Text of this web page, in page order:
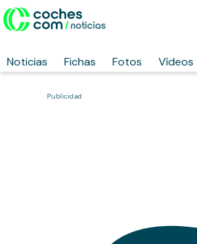
Noticias Fichas Fotos Vídeos
Publicidad